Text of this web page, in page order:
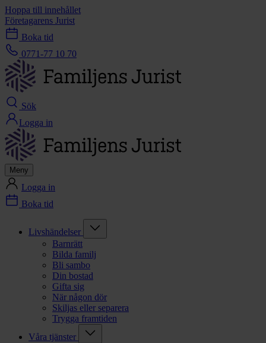
Hoppa till innehållet
Företagarens Jurist
Boka tid
0771-77 10 70
Sök
Logga in
Meny
Logga in
Boka tid
Livshändelser
Barnrätt
Bilda familj
Bli sambo
Din bostad
Gifta sig
När någon dör
Skiljas eller separera
Trygga framtiden
Våra tjänster